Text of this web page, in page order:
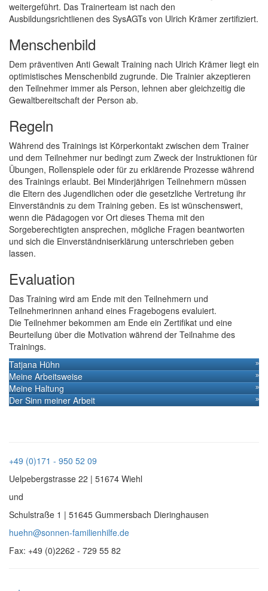
weitergeführt. Das Trainerteam ist nach den
Ausbildungsrichtlienen des SysAGTs von Ulrich Krämer zertifiziert.
Menschenbild
Dem präventiven Anti Gewalt Training nach Ulrich Krämer liegt ein
optimistisches Menschenbild zugrunde. Die Trainier akzeptieren
den Teilnehmer immer als Person, lehnen aber gleichzeitig die
Gewaltbereitschaft der Person ab.
Regeln
Während des Trainings ist Körperkontakt zwischen dem Trainer
und dem Teilnehmer nur bedingt zum Zweck der Instruktionen für
Übungen, Rollenspiele oder für zu erklärende Prozesse während
des Trainings erlaubt. Bei Minderjährigen Teilnehmern müssen
die Eltern des Jugendlichen oder die gesetzliche Vertretung ihr
Einverständnis zu dem Training geben. Es ist wünschenswert,
wenn die Pädagogen vor Ort dieses Thema mit den
Sorgeberechtigten ansprechen, mögliche Fragen beantworten
und sich die Einverständniserklärung unterschrieben geben
lassen.
Evaluation
Das Training wird am Ende mit den Teilnehmern und
Teilnehmerinnen anhand eines Fragebogens evaluiert.
Die Teilnehmer bekommen am Ende ein Zertifikat und eine
Beurteilung über die Motivation während der Teilnahme des
Trainings.
Tatjana Hühn
»
Meine Arbeitsweise »
Meine Haltung »
Der Sinn meiner Arbeit »
+49 (0)171 - 950 52 09
Uelpebergstrasse 22 | 51674 Wiehl
und
Schulstraße 1 | 51645 Gummersbach Dieringhausen
huehn@sonnen-familienhilfe.de
Fax: +49 (0)2262 - 729 55 82